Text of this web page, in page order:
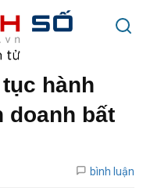
hành
doanh bất
bình luận